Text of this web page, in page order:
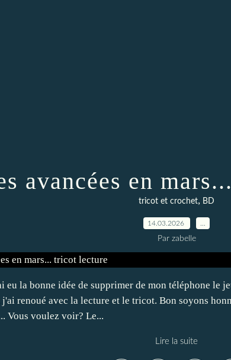
avancées en
tricot et crochet, BD
14.03.2026
Par zabelle
eu la bonne idée de supprimer de mon téléphone le
renoué avec la lecture et le tricot. Bon soyons
Vous voulez voir? Le...
Lire la suite